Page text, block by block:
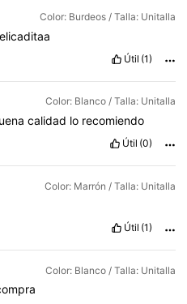
Color: Burdeos / Talla: Unitalla
Útil (1)
Color: Blanco / Talla: Unitalla
calidad lo recomiendo
Útil (0)
Color: Marrón / Talla: Unitalla
Útil (1)
Color: Blanco / Talla: Unitalla